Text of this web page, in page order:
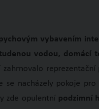
vybavením
vodou, domácí
zahrnovalo
se nacházely pokoje
zde opulentní podzimní